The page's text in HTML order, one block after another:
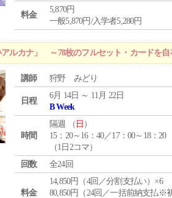
料金
5,870円
一般5,870円/入学者5,280円
ルカナ」 ～78枚のフルセット・カードを自
講師 狩野 みどり
日程
6月 14日 ～ 11月 22日
B Week
時間
隔週 （ 日 ）
15：20～16：40／17：00～18：20
（1日2コマ）
回数
全24回
料金
14,850円（4回／分割支払い）×6
80,850円（24回／一括前納支払※